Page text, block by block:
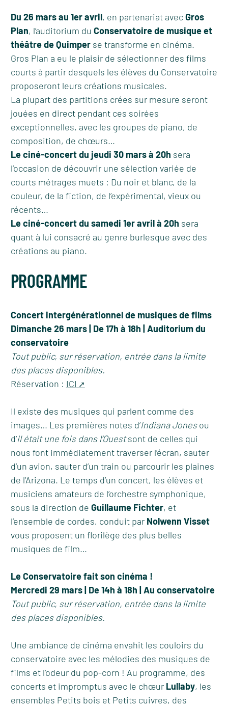
Du 26 mars au 1er avril, en partenariat avecGros
Plan, l’auditorium du Conservatoire de musique et
théâtre de Quimperse transforme en cinéma.
Gros Plan a eu le plaisir de sélectionner des films
courts à partir desquels les élèves du Conservatoire
proposeront leurs créations musicales.
La plupart des partitions crées sur mesure seront
jouées en direct pendant ces soirées
exceptionnelles, avec les groupes de piano, de
composition, de chœurs…
Le ciné-concert du jeudi 30 mars à 20h sera
l’occasion de découvrir une sélection variée de
courts métrages muets : Du noir et blanc, de la
couleur, de la fiction, de l’expérimental, vieux ou
récents…
Le ciné-concert du samedi 1er avril à 20h sera
quant à lui consacré au genre burlesque avec des
créations au piano.
PROGRAMME
Concert intergénérationnel de musiques de films
Dimanche 26 mars | De 17h à 18h | Auditorium du
conservatoire
Tout public, sur réservation, entrée dans la limite
des places disponibles.
Réservation : ICI
Il existe des musiques qui parlent comme des
images… Les premières notes d’Indiana Jonesou
d’Il était une fois dans l’Ouestsont de celles qui
nous font immédiatement traverser l’écran, sauter
d’un avion, sauter d’un train ou parcourir les plaines
de l’Arizona. Le temps d’un concert, les élèves et
musiciens amateurs de l’orchestre symphonique,
sous la direction de Guillaume Fichter, et
l’ensemble de cordes, conduit par Nolwenn Visset
vous proposent un florilège des plus belles
musiques de film…
Le Conservatoire fait son cinéma !
Mercredi 29 mars | De 14h à 18h | Au conservatoire
Tout public, sur réservation, entrée dans la limite
des places disponibles.
Une ambiance de cinéma envahit les couloirs du
conservatoire avec les mélodies des musiques de
films et l’odeur du pop-corn ! Au programme, des
concerts et impromptus avec le chœur Lullaby, les
ensembles Petits bois et Petits cuivres, des